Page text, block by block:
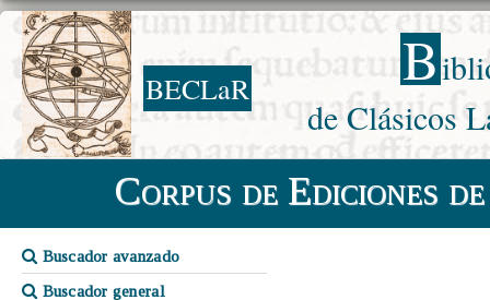
BECLaR B
de Clásicos
Corpus de Ediciones
Buscador avanzado
Buscador general